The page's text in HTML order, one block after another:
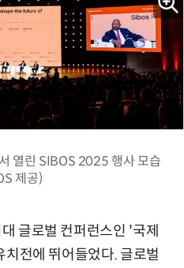
열린 SIBOS 2025 행사 모습
제공)
글로벌 컨퍼런스인 '국제
전에 뛰어들었다. 글로벌